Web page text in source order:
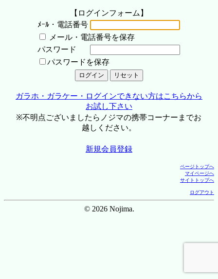
【ログインフォーム】
ﾒｰﾙ・電話番号
メール・電話番号を保存
パスワード
パスワードを保存
ガラホ・ガラケー・ログインできない方はこちらから
お試し下さい
※不明点ございましたらノジマの携帯コーナーまでお
越しください。
新規会員登録
ページトップへ
マイページへ
サイトトップへ
ログアウト
© 2026 Nojima.